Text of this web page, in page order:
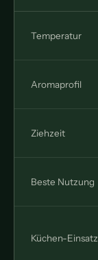
Temperatur
Aromaprofil
Ziehzeit
Beste Nutzung
Küchen-Einsatz